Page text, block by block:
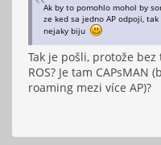
Ak by to pomohlo mohol by
ze ked sa jedno AP odpoji,
nejaky biju
Tak je pošli, protože
ROS? Je tam
roaming mezi více AP)?